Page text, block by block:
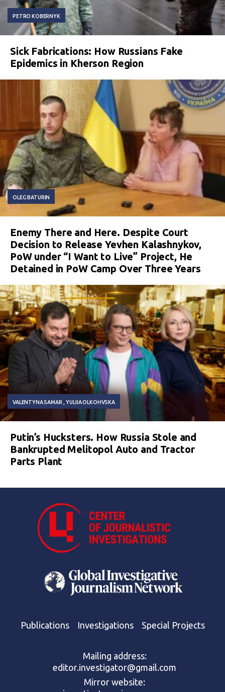
PETRO KOBERNYK
Sick Fabrications: How Russians Fake
Epidemics in Kherson Region
OLEG BATURIN
Enemy There and Here. Despite Court
Decision to Release Yevhen Kalashnykov,
PoW under “I Want to Live” Project, He
Detained in PoW Camp Over Three Years
VALENTYNA SAMAR YULIIA OLKOHVSKA
Putin’s Hucksters. How Russia Stole and
Bankrupted Melitopol Auto and Tractor
Parts Plant
Publications Investigations Special Projects
Mailing address:
editor.investigator@gmail.com
Mirror website: